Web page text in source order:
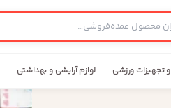
و تجهیزات ورزشی لوازم آرایشی و بهداشتی